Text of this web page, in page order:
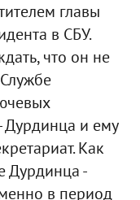
главы
в СБУ.
что он не
Дурдинца и ему
Как
Дурдинца -
в период